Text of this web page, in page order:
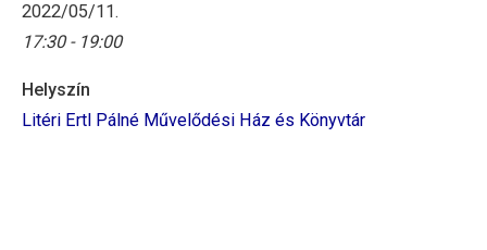
2022/05/11.
17:30 - 19:00
Helyszín
Litéri Ertl Pálné Művelődési Ház és Könyvtár